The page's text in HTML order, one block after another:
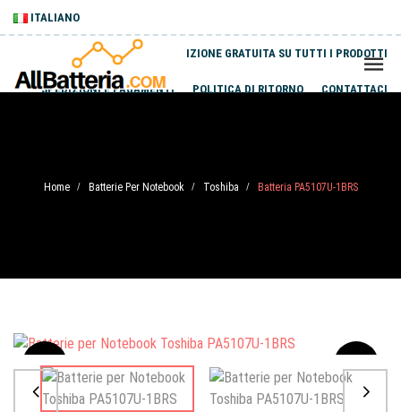
ITALIANO
SPEDIZIONE GRATUITA SU TUTTI I PRODOTTI
SPEDIZIONI E PAGAMENTI POLITICA DI RITORNO CONTATTACI
Home / Batterie Per Notebook / Toshiba / Batteria PA5107U-1BRS
Sale